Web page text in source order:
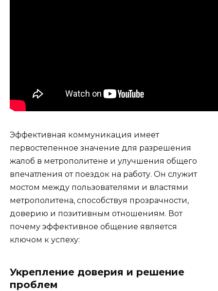
Эффективная коммуникация имеет
первостепенное значение для разрешения
жалоб в метрополитене и улучшения общего
впечатления от поездок на работу. Он служит
мостом между пользователями и властями
метрополитена, способствуя прозрачности,
доверию и позитивным отношениям. Вот
почему эффективное общение является
ключом к успеху:
Укрепление доверия и решение
проблем